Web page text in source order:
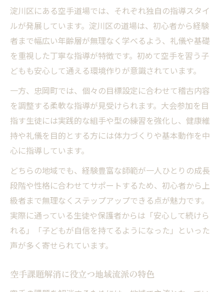
淀川区にある空手道場では、それぞれ独自の指導スタイ
ルが発展しています。淀川区の道場は、初心者から経験
者まで幅広い年齢層が無理なく学べるよう、礼儀や基礎
を重視した丁寧な指導が特徴です。初めて空手を習う子
どもも安心して通える環境作りが意識されています。
一方、忠岡町では、個々の目標設定に合わせて稽古内容
を調整する柔軟な指導が見受けられます。大会参加を目
指す生徒には実践的な組手や型の練習を強化し、健康維
持や礼儀を目的とする方には体力づくりや基本動作を中
心に指導しています。
どちらの地域でも、経験豊富な師範が一人ひとりの成長
段階や性格に合わせてサポートするため、初心者から上
級者まで無理なくステップアップできる点が魅力です。
実際に通っている生徒や保護者からは「安心して続けら
れる」「子どもが自信を持てるようになった」といった
声が多く寄せられています。
空手課題解消に役立つ地域流派の特色